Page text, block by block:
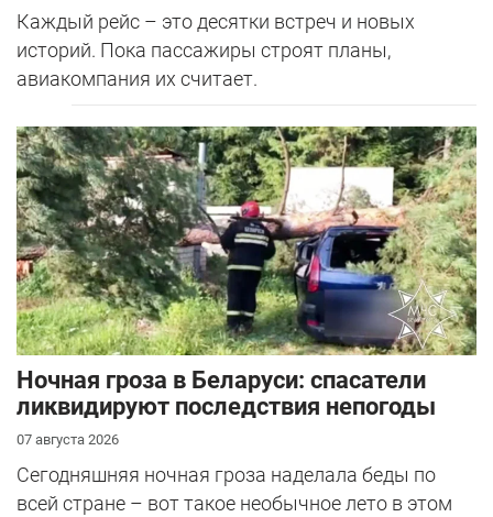
Каждый рейс – это десятки встреч и новых
историй. Пока пассажиры строят планы,
авиакомпания их считает.
Ночная гроза в Беларуси: спасатели
ликвидируют последствия непогоды
07 августа 2026
Сегодняшняя ночная гроза наделала беды по
всей стране – вот такое необычное лето в этом